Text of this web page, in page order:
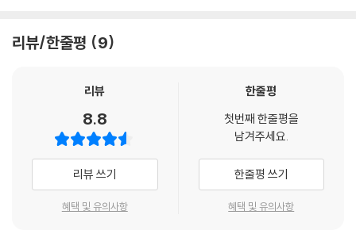
리뷰/한줄평 9
리뷰
8.8
리뷰 쓰기
혜택 및 유의사항
한줄평
첫번째 한줄평을
남겨주세요.
한줄평 쓰기
혜택 및 유의사항